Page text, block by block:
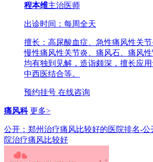
程本维主治医师
出诊时间：每周全天
擅长：高尿酸血症、急性痛风性关节
慢性痛风性关节炎、痛风石、痛风
均有独到见解，造诣颇深，擅长应用
中西医结合等。
预约挂号 在线咨询
痛风科 更多>
公开：郑州治疗痛风比较好的医院排名-公
院治疗痛风比较好